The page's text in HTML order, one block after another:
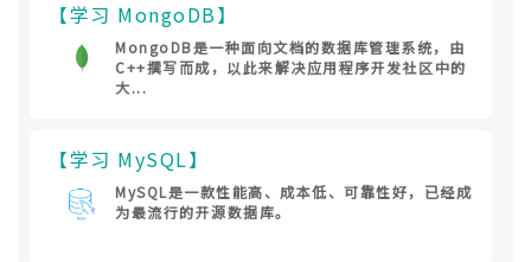
【学习 MongoDB】
MongoDB是一种面向文档的数据库管理系统，由
C++撰写而成，以此来解决应用程序开发社区中的
大...
【学习 MySQL】
MySQL是一款性能高、成本低、可靠性好，已经成
为最流行的开源数据库。